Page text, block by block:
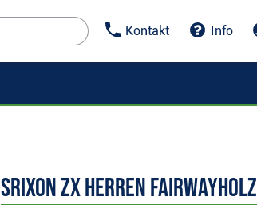
Kontakt Info
Srixon ZX Herren Fairwayholz